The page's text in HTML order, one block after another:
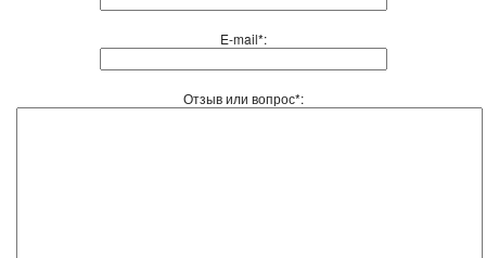
E-mail*:
Отзыв или вопрос*: